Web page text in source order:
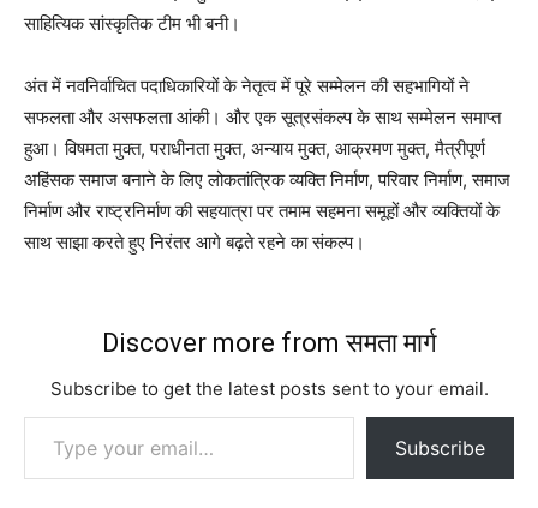
साहित्यिक सांस्कृतिक टीम भी बनी।
अंत में नवनिर्वाचित पदाधिकारियों के नेतृत्व में पूरे सम्मेलन की सहभागियों ने
सफलता और असफलता आंकी। और एक सूत्रसंकल्प के साथ सम्मेलन समाप्त
हुआ। विषमता मुक्त, पराधीनता मुक्त, अन्याय मुक्त, आक्रमण मुक्त, मैत्रीपूर्ण
अहिंसक समाज बनाने के लिए लोकतांत्रिक व्यक्ति निर्माण, परिवार निर्माण, समाज
निर्माण और राष्ट्रनिर्माण की सहयात्रा पर तमाम सहमना समूहों और व्यक्तियों के
साथ साझा करते हुए निरंतर आगे बढ़ते रहने का संकल्प।
Discover more from समता मार्ग
Subscribe to get the latest posts sent to your email.
Type your email…
Subscribe